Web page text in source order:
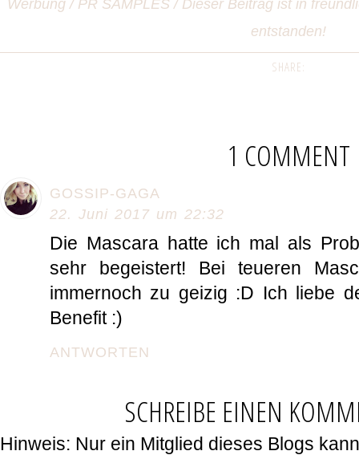
Werbung / PR SAMPLES / Dieser Beitrag ist in
entstanden!
SHARE:
1 COMMENT
GOSSIP-GAGA
22. Juni 2017 um 22:32
Die Mascara hatte ich mal als
sehr begeistert! Bei teueren
immernoch zu geizig :D Ich liebe
Benefit :)
ANTWORTEN
SCHREIBE EINEN
Hinweis: Nur ein Mitglied dieses Blogs